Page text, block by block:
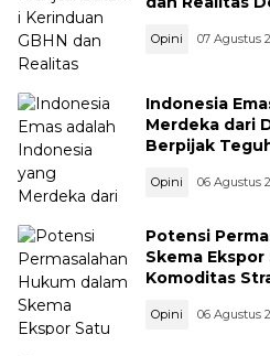
Opini 07 Agustus
Indonesia
Merdeka dari
Berpijak
Opini 06 Agustus
Potensi
Skema
Komoditas
Opini 06 Agustus